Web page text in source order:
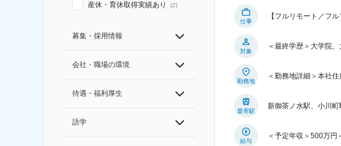
産休・育休取得実績あり (2)
募集・採用情報
会社・職場の環境
待遇・福利厚生
語学
仕事
【フルリモート／フ
対象
＜最終学歴＞大学院
勤務地
＜勤務地詳細＞本社
最寄駅
新御茶ノ水駅、小川
給与
＜予定年収＞500万